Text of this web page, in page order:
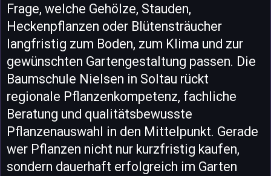
Frage, welche Gehölze, Stauden,
Heckenpflanzen oder Blütensträucher
langfristig zum Boden, zum Klima und zur
gewünschten Gartengestaltung passen. Die
Baumschule Nielsen in Soltau rückt
regionale Pflanzenkompetenz, fachliche
Beratung und qualitätsbewusste
Pflanzenauswahl in den Mittelpunkt. Gerade
wer Pflanzen nicht nur kurzfristig kaufen,
sondern dauerhaft erfolgreich im Garten